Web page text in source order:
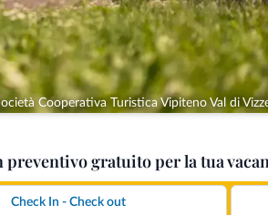
Cooperativa Turistica Vipiteno Val di
gratuito per la tua